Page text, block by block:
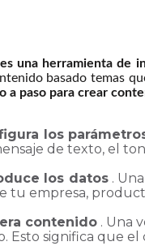
una herramienta de
basado temas
a paso para crear
los
de texto, el
los datos.
tu empresa,
contenido . Una
Esto significa que